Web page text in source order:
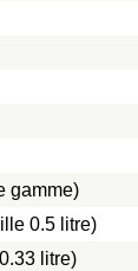
gamme)
0.5 litre)
litre)